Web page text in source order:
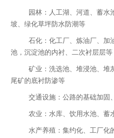
园林：人工湖、河道、蓄水
坡、绿化草坪防水防潮等
石化：化工厂、炼油厂、加
池，沉淀池的内衬、二次衬层层等
矿业：洗选池、堆浸池、堆
尾矿的底衬防渗等
交通设施：公路的基础加固
农业：水库、饮用水池、蓄
水产养殖：集约化、工厂化